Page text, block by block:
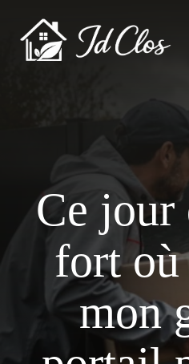
contenu
Ce jour
fort
mon